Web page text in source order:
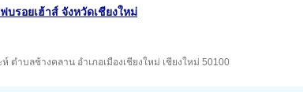
บรอยเฮ้าส์ จังหวัดเชียงใหม่
ตำบลช้างคลาน อำเภอเมืองเชียงใหม่ เชียงใหม่ 50100